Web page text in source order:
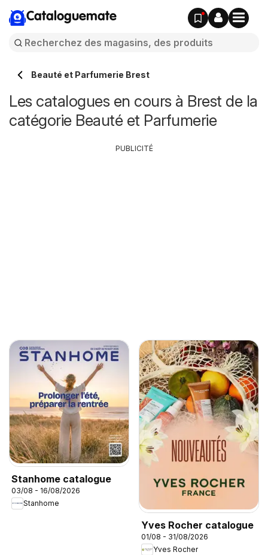
Cataloguemate
Beauté et Parfumerie Brest
Les catalogues en cours à Brest de la
catégorie Beauté et Parfumerie
Stanhome catalogue
03/08 - 16/08/2026
Stanhome
Yves Rocher catalogue
01/08 - 31/08/2026
Yves Rocher
PUBLICITÉ